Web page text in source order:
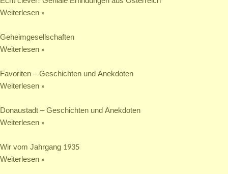
Weiterlesen »
Geheim­gesellschaften
Weiterlesen »
Favoriten – Geschichten und Anekdoten
Weiterlesen »
Donaustadt – Geschichten und Anekdoten
Weiterlesen »
Wir vom Jahrgang 1935
Weiterlesen »